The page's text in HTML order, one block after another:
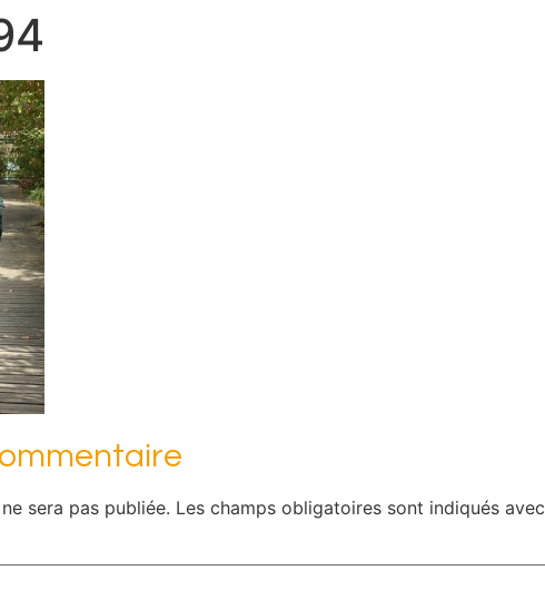
sera pas publiée. Les champs obligatoires sont indiqués avec